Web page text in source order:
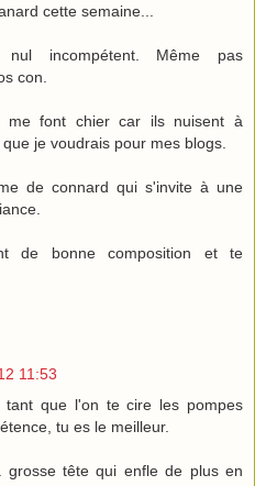
cette semaine...
incompétent. Même pas
con.
me font chier car ils nuisent à
je voudrais pour mes blogs.
de connard qui s'invite à une
de bonne composition et te
11:53
tant que l'on te cire les pompes
tu es le meilleur.
grosse tête qui enfle de plus en